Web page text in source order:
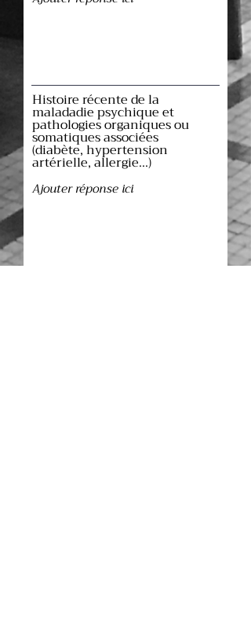
Histoire récente de la
maladadie psychique et
pathologies organiques ou
somatiques associées
(diabète, hypertension
artérielle, allergie...)